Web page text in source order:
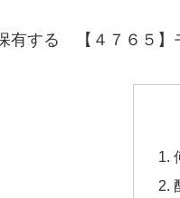
有する 【４７６５】